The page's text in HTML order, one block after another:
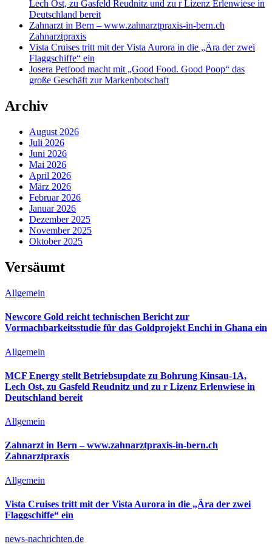
Lech Ost, zu Gasfeld Reudnitz und zu r Lizenz Erlenwiese in
Deutschland bereit
Zahnarzt in Bern – www.zahnarztpraxis-in-bern.ch
Zahnarztpraxis
Vista Cruises tritt mit der Vista Aurora in die „Ära der zwei
Flaggschiffe“ ein
Josera Petfood macht mit „Good Food. Good Poop“ das
große Geschäft zur Markenbotschaft
Archiv
August 2026
Juli 2026
Juni 2026
Mai 2026
April 2026
März 2026
Februar 2026
Januar 2026
Dezember 2025
November 2025
Oktober 2025
Versäumt
Allgemein
Newcore Gold reicht technischen Bericht zur
Vormachbarkeitsstudie für das Goldprojekt Enchi in Ghana ein
Allgemein
MCF Energy stellt Betriebsupdate zu Bohrung Kinsau-1A,
Lech Ost, zu Gasfeld Reudnitz und zu r Lizenz Erlenwiese in
Deutschland bereit
Allgemein
Zahnarzt in Bern – www.zahnarztpraxis-in-bern.ch
Zahnarztpraxis
Allgemein
Vista Cruises tritt mit der Vista Aurora in die „Ära der zwei
Flaggschiffe“ ein
news-nachrichten.de